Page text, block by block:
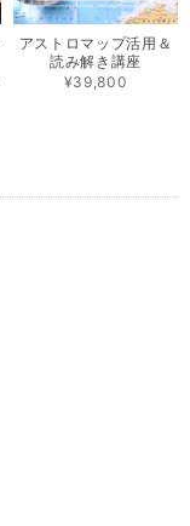
アストロマップ活用＆
読み解き講座
¥39,800